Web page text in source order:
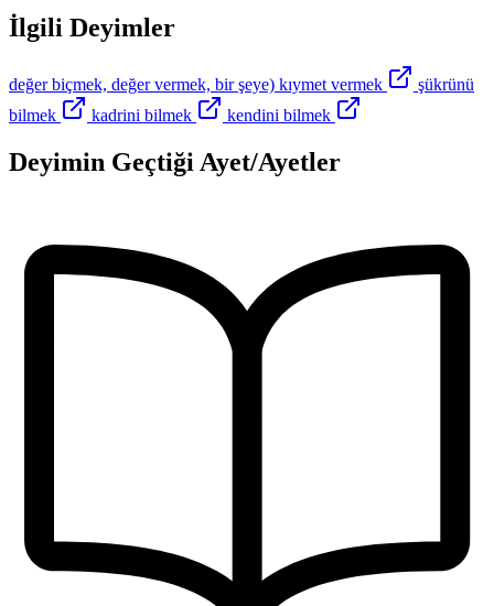
İlgili Deyimler
değer biçmek, değer vermek, bir şeye) kıymet vermek
şükrünü
bilmek
kadrini bilmek kendini bilmek
Deyimin Geçtiği Ayet/Ayetler